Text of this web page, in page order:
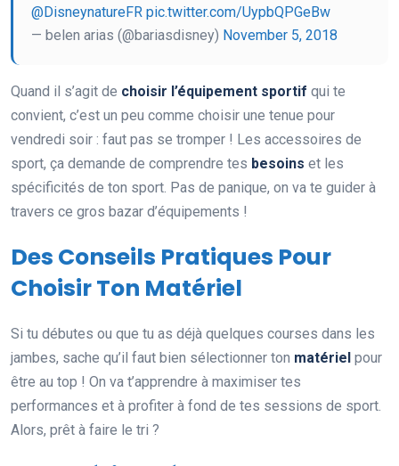
@DisneynatureFR pic.twitter.com/UypbQPGeBw
— belen arias (@bariasdisney) November 5, 2018
Quand il s’agit de choisir l’équipement sportif qui te
convient, c’est un peu comme choisir une tenue pour
vendredi soir : faut pas se tromper ! Les accessoires de
sport, ça demande de comprendre tes besoins et les
spécificités de ton sport. Pas de panique, on va te guider à
travers ce gros bazar d’équipements !
Des Conseils Pratiques Pour
Choisir Ton Matériel
Si tu débutes ou que tu as déjà quelques courses dans les
jambes, sache qu’il faut bien sélectionner ton matériel pour
être au top ! On va t’apprendre à maximiser tes
performances et à profiter à fond de tes sessions de sport.
Alors, prêt à faire le tri ?